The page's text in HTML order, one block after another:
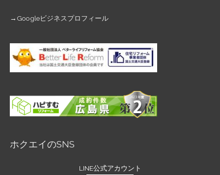
→ Googleビジネスプロフィール
ホクエイのSNS
LINE公式アカウント